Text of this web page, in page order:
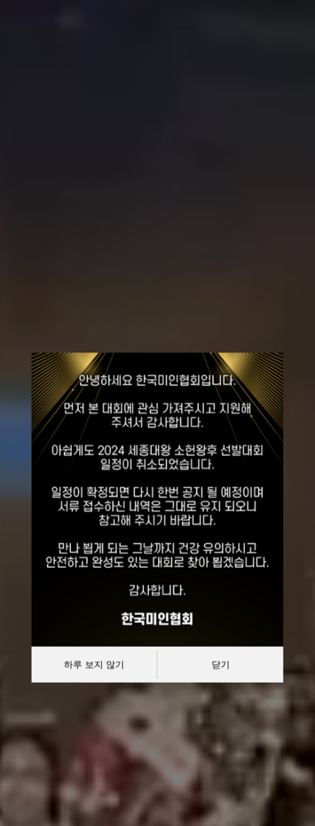
세종대왕
소헌왕후
선발대회
대한민국 한복모델 선발대회
하루 보지 않기 닫기